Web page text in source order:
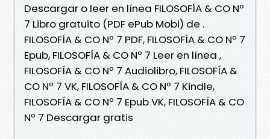
Descargar o leer en línea FILOSOFÍA & CO Nº
7 Libro gratuito (PDF ePub Mobi) de .
FILOSOFÍA & CO Nº 7 PDF, FILOSOFÍA & CO Nº 7
Epub, FILOSOFÍA & CO Nº 7 Leer en línea ,
FILOSOFÍA & CO Nº 7 Audiolibro, FILOSOFÍA &
CO Nº 7 VK, FILOSOFÍA & CO Nº 7 Kindle,
FILOSOFÍA & CO Nº 7 Epub VK, FILOSOFÍA & CO
Nº 7 Descargar gratis